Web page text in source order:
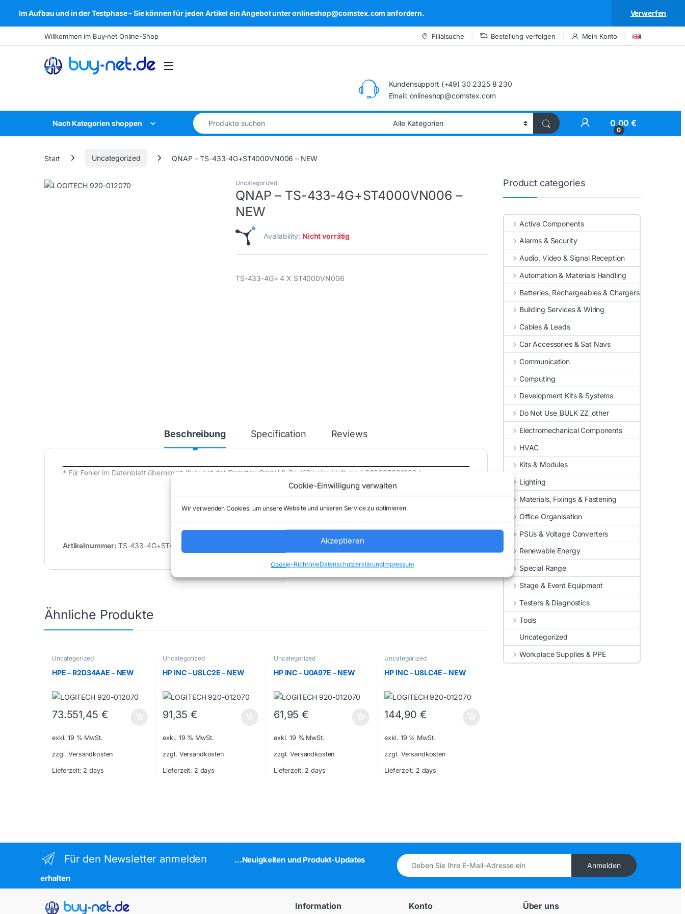
Cookie-Einwilligung verwalten
Wir verwenden Cookies, um unsere Website und unseren Service zu optimieren.
Akzeptieren
Cookie-RichtlinieDatenschutzerklärungImpressum
Im Aufbau und in der Testphase – Sie können für jeden Artikel ein Angebot unter onlineshop@comstex.com anfordern. Verwerfen
Skip to navigation
Skip to contentWillkommen im Buy-net Online-Shop Filialsuche Bestellung verfolgen Mein Konto
Open
Kundensupport (+49) 30 2325 8 230
Email: onlineshop@comstex.com
Nach Kategorien shoppen
Search for:
My Account
0
0,00€
Start Uncategorized QNAP – TS-433-4G+ST4000VN006 – NEW
Uncategorized
QNAP – TS-433-4G+ST4000VN006 –
NEW
Availability: Nicht vorrätig
TS-433-4G+ 4 X ST4000VN006
Beschreibung Specification Reviews
* Für Fehler im Datenblatt übernimmt (buy-net.de) Comstex GmbH & Co. KG keine Haftung ( 202607281600 )
Artikelnummer: TS-433-4G+ST4000VN006 Uncategorized Marke:
Ähnliche Produkte
Uncategorized
HPE – R2D34AAE – NEW
73.551,45 €
exkl. 19 % MwSt.
zzgl. Versandkosten
Lieferzeit: 2 days
Uncategorized
HP INC – U8LC2E – NEW
91,35 €
exkl. 19 % MwSt.
zzgl. Versandkosten
Lieferzeit: 2 days
Uncategorized
HP INC – U0A97E – NEW
61,95€
exkl. 19 % MwSt.
zzgl. Versandkosten
Lieferzeit: 2 days
Uncategorized
HP INC – U8LC4E – NEW
144,90 €
exkl. 19 % MwSt.
zzgl. Versandkosten
Lieferzeit: 2 days
Product categories
Active Components
Alarms & Security
Audio, Video & Signal Reception
Automation & Materials Handling
Batteries, Rechargeables & Chargers
Building Services & Wiring
Cables & Leads
Car Accessories & Sat Navs
Communication
Computing
Development Kits & Systems
Do Not Use_BULK ZZ_other
Electromechanical Components
HVAC
Kits & Modules
Lighting
Materials, Fixings & Fastening
Office Organisation
PSUs & Voltage Converters
Renewable Energy
Special Range
Stage & Event Equipment
Testers & Diagnostics
Tools
Uncategorized
Workplace Supplies & PPE
Für den Newsletter anmelden
...Neuigkeiten und Produkt-Updates
erhalten
Anmelden
Information Konto Über uns